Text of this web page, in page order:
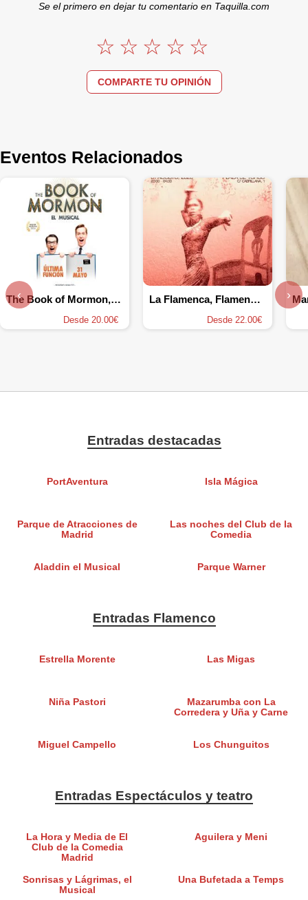
Se el primero en dejar tu comentario en Taquilla.com
COMPARTE TU OPINIÓN
Eventos Relacionados
The Book of Mormon, el musical
Desde 20.00€
La Flamenca, Flamenquito & Urban Hits
Desde 22.00€
‹ ›
Entradas destacadas
PortAventura Isla Mágica
Parque de Atracciones de
Madrid
Las noches del Club de la
Comedia
Aladdin el Musical Parque Warner
Entradas Flamenco
Estrella Morente Las Migas
Niña Pastori
Mazarumba con La
Corredera y Uña y Carne
Miguel Campello Los Chunguitos
Entradas Espectáculos y teatro
La Hora y Media de El
Club de la Comedia
Madrid
Aguilera y Meni
Sonrisas y Lágrimas, el
Musical
Una Bufetada a Temps